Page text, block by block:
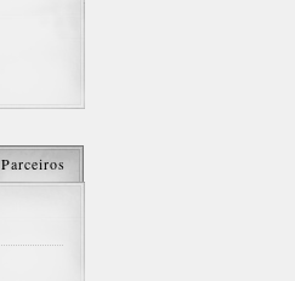
Parceiros